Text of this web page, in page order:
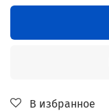
В избранное